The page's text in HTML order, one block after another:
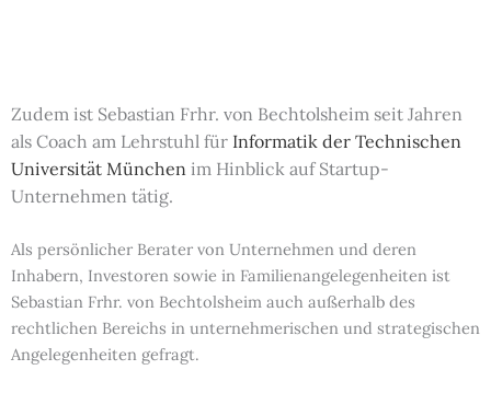
Zudem ist Sebastian Frhr. von Bechtolsheim seit Jahren
als Coach am Lehrstuhl für Informatik der Technischen
Universität München im Hin­blick auf Startup-
Unternehmen tätig.
Als persönlicher Berater von Unternehmen und deren
Inhabern, Inves­toren sowie in Familienan­gelegenheiten ist
Sebastian Frhr. von Bechtolsheim auch außerhalb des
rechtlichen Bereichs in unterneh­merischen und strategischen
Angelegenheiten gefragt.